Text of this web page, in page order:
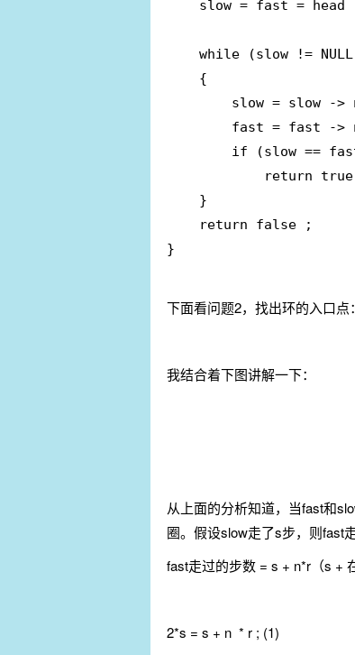
}
下面看问题2，找出环的入口点：
我结合着下图讲解一下：
从上面的分析知道，当fast和
圈。假设slow走了s步，则fast
fast走过的步数 = s + n*r（s +
2*s = s + n * r ; (1)